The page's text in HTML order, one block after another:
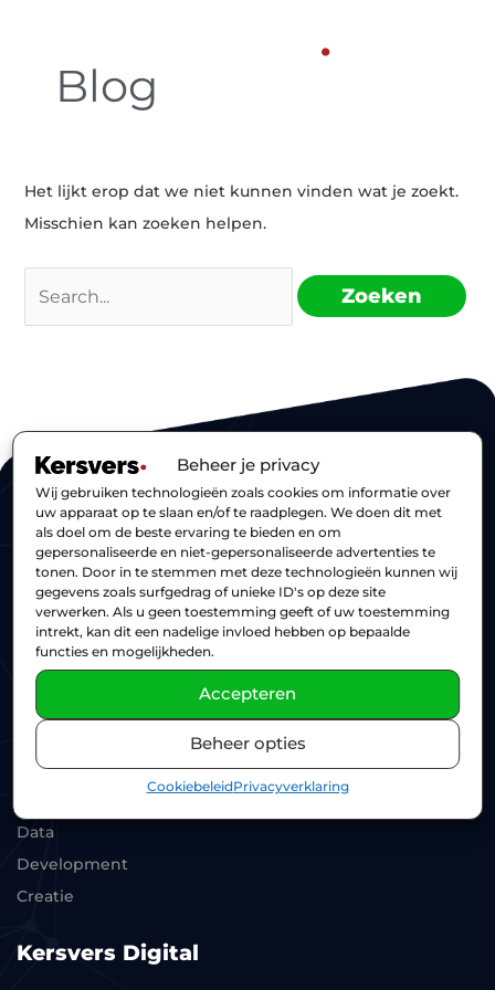
Beheer je privacy
Wij gebruiken technologieën zoals cookies om informatie over
uw apparaat op te slaan en/of te raadplegen. We doen dit met
als doel om de beste ervaring te bieden en om
gepersonaliseerde en niet-gepersonaliseerde advertenties te
tonen. Door in te stemmen met deze technologieën kunnen wij
gegevens zoals surfgedrag of unieke ID's op deze site
verwerken. Als u geen toestemming geeft of uw toestemming
intrekt, kan dit een nadelige invloed hebben op bepaalde
functies en mogelijkheden.
Accepteren
Beheer opties
CookiebeleidPrivacyverklaring
Blog
Het lijkt erop dat we niet kunnen vinden wat je zoekt.
Misschien kan zoeken helpen.
naar:
Contact
085 1 302 378
info@kersversdigital.nl
KvK: 77076338
Adres
Randstad 22 13
Data
Development
Creatie
Kersvers Digital